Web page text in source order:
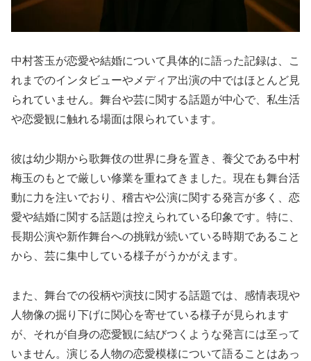
中村莟玉が恋愛や結婚について具体的に語った記録は、こ
れまでのインタビューやメディア出演の中ではほとんど見
られていません。舞台や芸に関する話題が中心で、私生活
や恋愛観に触れる場面は限られています。
彼は幼少期から歌舞伎の世界に身を置き、養父である中村
梅玉のもとで厳しい修業を重ねてきました。現在も舞台活
動に力を注いでおり、稽古や公演に関する発言が多く、恋
愛や結婚に関する話題は控えられている印象です。特に、
長期公演や新作舞台への挑戦が続いている時期であること
から、芸に集中している様子がうかがえます。
また、舞台での役柄や演技に関する話題では、感情表現や
人物像の掘り下げに関心を寄せている様子が見られます
が、それが自身の恋愛観に結びつくような発言には至って
いません。演じる人物の恋愛模様について語ることはあっ